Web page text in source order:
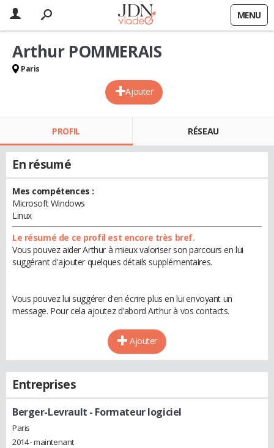
MENU
Ajouter
Arthur POMMERAIS
Paris
PROFIL RÉSEAU
En résumé
Mes compétences :
Microsoft Windows
Linux
Le résumé de ce profil est encore très bref.
Vous pouvez aider Arthur à mieux valoriser son parcours en lui
suggérant d'ajouter quelques détails supplémentaires.
Vous pouvez lui suggérer d'en écrire plus en lui envoyant un
message. Pour cela ajoutez d'abord Arthur à vos contacts.
Ajouter
Entreprises
Berger-Levrault - Formateur logiciel
Paris
2014 - maintenant